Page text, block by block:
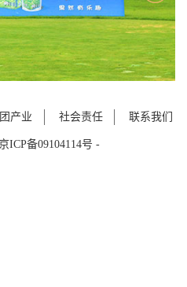
产业 社会责任 联系我们
ICP备09104114号 -